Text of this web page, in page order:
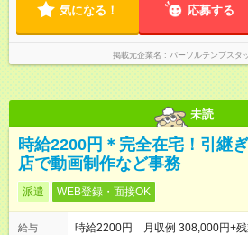
気になる！ 応募する
掲載元企業名 パーソルテンプスタ
未読
時給2200円＊完全在宅！引継
店で動画制作など事務
派遣 WEB登録・面接OK
給与
時給2200円 月収例 308,000円+